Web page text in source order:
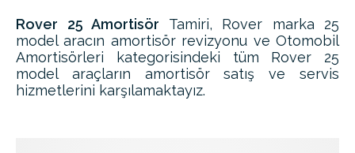
Rover 25 Amortisör Tamiri, Rover marka 25
model aracın amortisör revizyonu ve Otomobil
Amortisörleri kategorisindeki tüm Rover 25
model araçların amortisör satış ve servis
hizmetlerini karşılamaktayız.